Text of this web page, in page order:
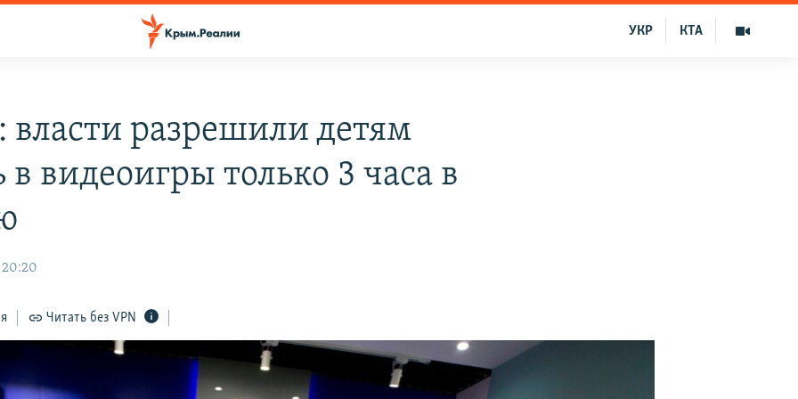
КТА
УКР
власти разрешили детям
в видеоигры только 3 часа в
20:20
Читать без VPN